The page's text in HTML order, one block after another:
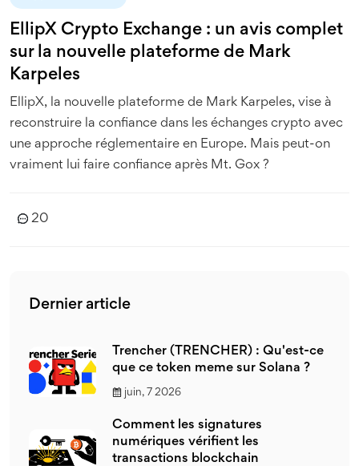
EllipX Crypto Exchange : un avis complet
sur la nouvelle plateforme de Mark
Karpeles
EllipX, la nouvelle plateforme de Mark Karpeles, vise à
reconstruire la confiance dans les échanges crypto avec
une approche réglementaire en Europe. Mais peut-on
vraiment lui faire confiance après Mt. Gox ?
20
Dernier article
Trencher (TRENCHER) : Qu'est-ce
que ce token meme sur Solana ?
juin, 7 2026
Comment les signatures
numériques vérifient les
transactions blockchain